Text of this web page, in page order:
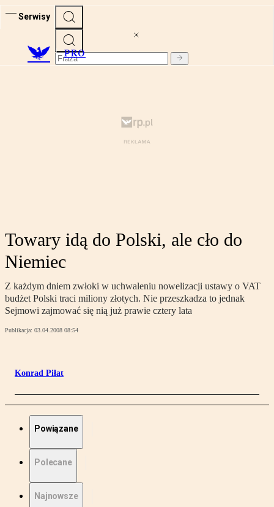
Serwisy
PRO
Towary idą do Polski, ale cło do
Niemiec
Z każdym dniem zwłoki w uchwaleniu nowelizacji ustawy o VAT
budżet Polski traci miliony złotych. Nie przeszkadza to jednak
Sejmowi zajmować się nią już prawie cztery lata
Publikacja: 03.04.2008 08:54
Konrad Piłat
Powiązane
Polecane
Najnowsze